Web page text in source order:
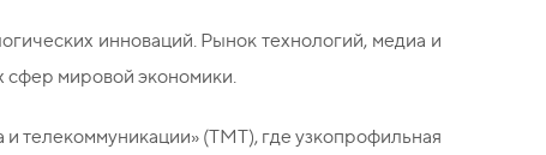
инноваций. Рынок технологий, медиа и
сфер мировой экономики.
телекоммуникации» (ТМТ), где узкопрофильная